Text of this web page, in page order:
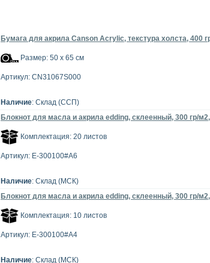
Бумага для акрила Canson Acrylic, текстура холста, 400
Размер: 50 x 65 см
Артикул: CN31067S000
Наличие: Склад (ССП)
Блокнот для масла и акрила edding, склеенный, 300 гр/
Комплектация: 20 листов
Артикул: E-300100#A6
Наличие: Склад (МСК)
Блокнот для масла и акрила edding, склеенный, 300 гр/
Комплектация: 10 листов
Артикул: E-300100#A4
Наличие: Склад (МСК)